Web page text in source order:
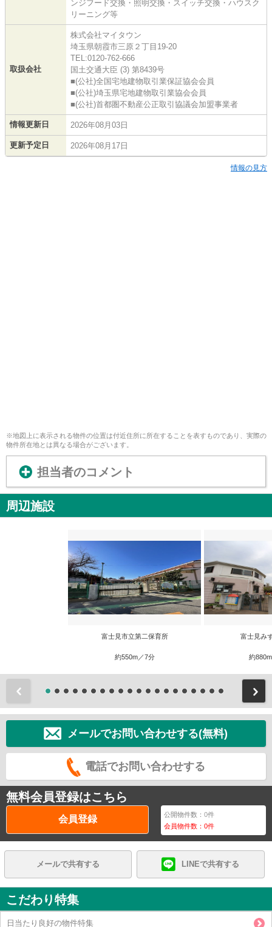
ンジフード交換・照明交換・スイッチ交換・ハウスク
リーニング等
取扱会社
株式会社マイタウン
埼玉県朝霞市三原２丁目19-20
TEL:0120-762-666
国土交通大臣 (3) 第8439号
■(公社)全国宅地建物取引業保証協会会員
■(公社)埼玉県宅地建物取引業協会会員
■(公社)首都圏不動産公正取引協議会加盟事業者
情報更新日 2026年08月03日
更新予定日 2026年08月17日
情報の見方
※地図上に表示される物件の位置は付近住所に所在することを表すものであり、実際の
物件所在地とは異なる場合がございます。
担当者のコメント
周辺施設
富士見市立第二保育所
約550m／7分
富士見み
約
メールでお問い合わせする(無料)
電話でお問い合わせする
無料会員登録はこちら
会員登録 公開物件数：0件
会員物件数：0件
メールで共有する LINEで共有する
こだわり特集
日当たり良好の物件特集